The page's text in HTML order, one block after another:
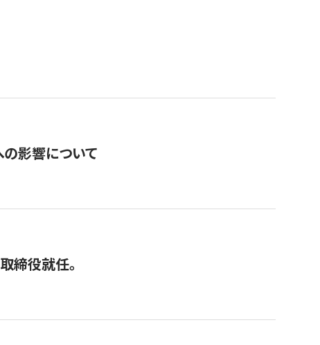
の影響について
締役就任。